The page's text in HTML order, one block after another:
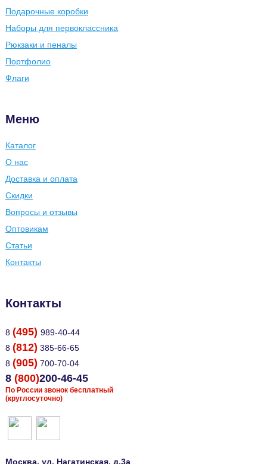
Подарочные коробки
Наборы для первоклассника
Рюкзаки и пеналы
Портфолио
Флаги
Меню
Каталог
О нас
Доставка и оплата
Скидки
Вопросы и отзывы
Оптовикам
Статьи
Контакты
Контакты
8 (495) 989-40-44
8 (812) 385-66-65
8 (905) 700-70-04
8 (800)200-46-45
По России звонок бесплатный
(круглосуточно)
Москва, ул. Нагатинская, д.3а